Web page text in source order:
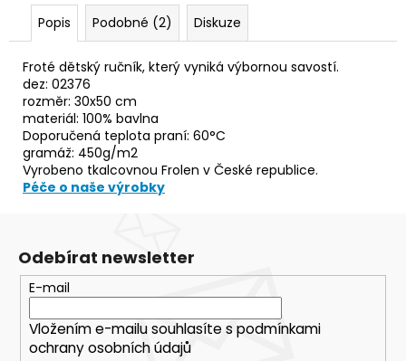
Popis Podobné (2) Diskuze
Froté dětský ručník, který vyniká výbornou savostí.
dez: 02376
rozměr: 30x50 cm
materiál: 100% bavlna
Doporučená teplota praní: 60°C
gramáž: 450g/m2
Vyrobeno tkalcovnou Frolen v České republice.
Péče o naše výrobky
UTĚRKA
GLOSS
50X70
MODRÁ/BÍLÉ
PROUŽKY
100%LEN
101,60
Kč
Odebírat newsletter
E-mail
Vložením e-mailu souhlasíte s podmínkami
ochrany osobních údajů